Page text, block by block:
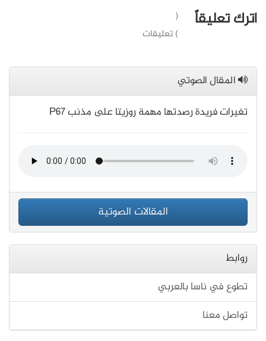
اترك تعليقاً
(
) تعليقات
المقال الصوتي
تغيرات فريدة رصدتها مهمة روزيتا على مذنب P67
المقالات الصوتية
روابط
تطوع في ناسا بالعربي
تواصل معنا